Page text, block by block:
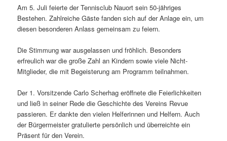
Am 5. Juli feierte der Tennisclub Nauort sein 50-jähriges
Bestehen. Zahlreiche Gäste fanden sich auf der Anlage ein, um
diesen besonderen Anlass gemeinsam zu feiern.
Die Stimmung war ausgelassen und fröhlich. Besonders
erfreulich war die große Zahl an Kindern sowie viele Nicht-
Mitglieder, die mit Begeisterung am Programm teilnahmen.
Der 1. Vorsitzende Carlo Scherhag eröffnete die Feierlichkeiten
und ließ in seiner Rede die Geschichte des Vereins Revue
passieren. Er dankte den vielen Helferinnen und Helfern. Auch
der Bürgermeister gratulierte persönlich und überreichte ein
Präsent für den Verein.